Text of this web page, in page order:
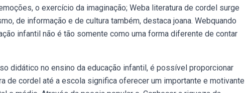
o exercício da imaginação; Weba literatura de cordel surge
de informação e de cultura também, destaca joana. Webquando
infantil não é tão somente como uma forma diferente de contar
didático no ensino da educação infantil, é possível proporcionar
de cordel até a escola significa oferecer um importante e motivante